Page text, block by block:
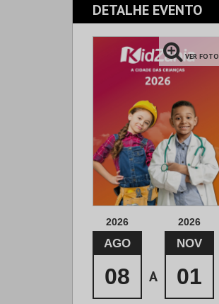
DETALHE EVENTO
VER FOTO
2026
AGO
08 A
2026
NOV
01